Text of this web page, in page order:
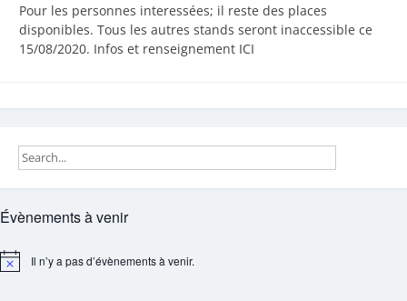
Pour les personnes interessées; il reste des places
disponibles. Tous les autres stands seront inaccessible ce
15/08/2020. Infos et renseignement ICI
Évènements à venir
Notice Il n’y a pas d’évènements à venir.